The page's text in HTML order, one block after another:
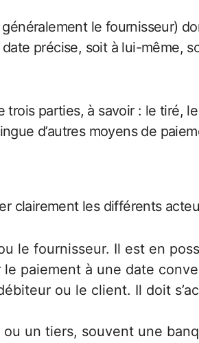
le fournisseur)
précise, soit à lui-même,
parties, à savoir : le tiré,
d’autres moyens de
clairement les différents
le fournisseur. Il est en
paiement à une date
ou le client. Il doit
un tiers, souvent une